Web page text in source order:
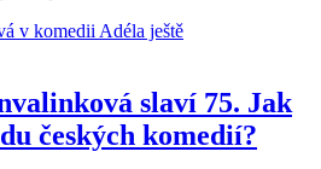
slaví 75. Jak
českých komedií?